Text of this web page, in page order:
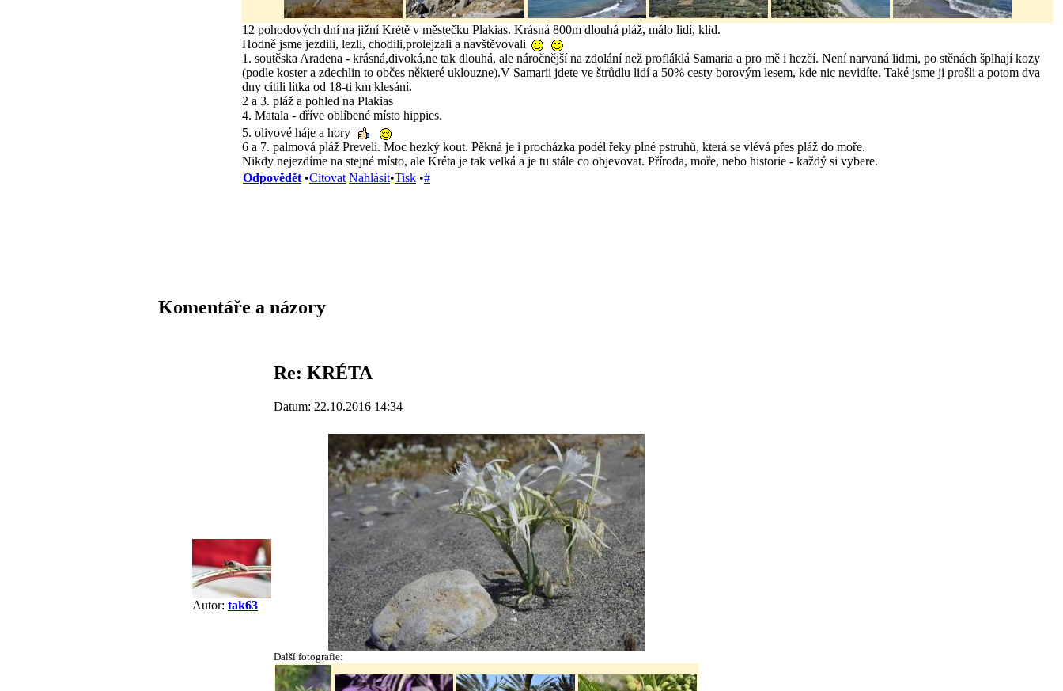
12 pohodových dní na jižní Krétě v městečku Plakias. Krásná 800m dlouhá pláž, málo lidí, klid.
Hodně jsme jezdili, lezli, chodili,prolejzali a navštěvovali
1. soutěska Aradena - krásná,divoká,ne tak dlouhá, ale náročnější na zdolání než profláklá Samaria a pro mě i hezčí. Není narvaná lidmi, po stěnách šplhají kozy
(podle koster a zdechlin to občes některé uklouzne).V Samarii jdete ve štrůdlu lidí a 50% cesty borovým lesem, kde nic nevidíte. Také jsme ji prošli a potom dva
dny cítili lítka od 18-ti km klesání.
2 a 3. pláž a pohled na Plakias
4. Matala - dříve oblíbené místo hippies.
5. olivové háje a hory
6 a 7. palmová pláž Preveli. Moc hezký kout. Pěkná je i procházka podél řeky plné pstruhů, která se vlévá přes pláž do moře.
Nikdy nejezdíme na stejné místo, ale Kréta je tak velká a je tu stále co objevovat. Příroda, moře, nebo historie - každý si vybere.
Odpovědět •Citovat Nahlásit•Tisk •#
Komentáře a názory
Autor: tak63
Re: KRÉTA
Datum: 22.10.2016 14:34
Další fotografie: